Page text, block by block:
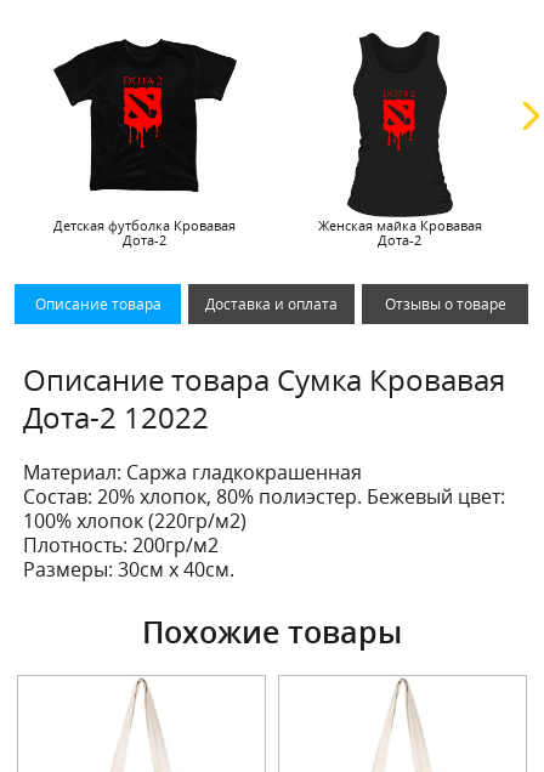
Детская футболка Кровавая
Дота-2
Женская майка Кровавая
Дота-2
Описание товара Доставка и оплата Отзывы о товаре
Описание товара Сумка Кровавая
Дота-2 12022
Материал: Саржа гладкокрашенная
Состав: 20% хлопок, 80% полиэстер. Бежевый цвет:
100% хлопок (220гр/м2)
Плотность: 200гр/м2
Размеры: 30см х 40см.
Похожие товары